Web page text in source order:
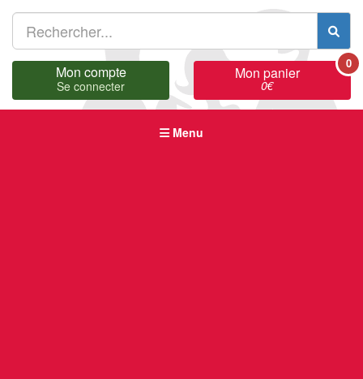
Mon compte
Se connecter
Mon panier
0€
0
Menu